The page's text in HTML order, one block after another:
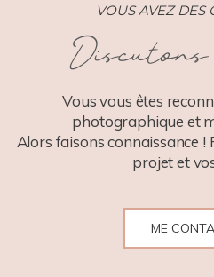
VOUS AVEZ DES
Discutons
Vous vous êtes
photographique et
Alors faisons connaissance
projet et
ME